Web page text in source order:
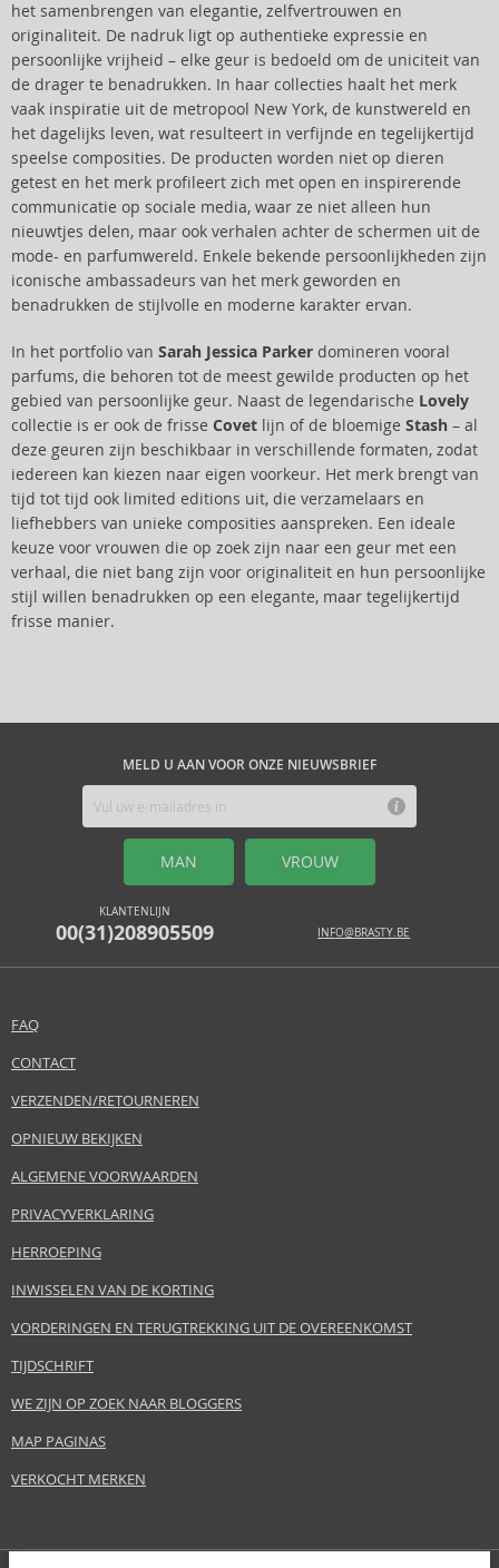
het samenbrengen van elegantie, zelfvertrouwen en
originaliteit. De nadruk ligt op authentieke expressie en
persoonlijke vrijheid – elke geur is bedoeld om de uniciteit van
de drager te benadrukken. In haar collecties haalt het merk
vaak inspiratie uit de metropool New York, de kunstwereld en
het dagelijks leven, wat resulteert in verfijnde en tegelijkertijd
speelse composities. De producten worden niet op dieren
getest en het merk profileert zich met open en inspirerende
communicatie op sociale media, waar ze niet alleen hun
nieuwtjes delen, maar ook verhalen achter de schermen uit de
mode- en parfumwereld. Enkele bekende persoonlijkheden zijn
iconische ambassadeurs van het merk geworden en
benadrukken de stijlvolle en moderne karakter ervan.
In het portfolio van Sarah Jessica Parker domineren vooral
parfums, die behoren tot de meest gewilde producten op het
gebied van persoonlijke geur. Naast de legendarische Lovely
collectie is er ook de frisse Covet lijn of de bloemige Stash – al
deze geuren zijn beschikbaar in verschillende formaten, zodat
iedereen kan kiezen naar eigen voorkeur. Het merk brengt van
tijd tot tijd ook limited editions uit, die verzamelaars en
liefhebbers van unieke composities aanspreken. Een ideale
keuze voor vrouwen die op zoek zijn naar een geur met een
verhaal, die niet bang zijn voor originaliteit en hun persoonlijke
stijl willen benadrukken op een elegante, maar tegelijkertijd
frisse manier.
MELD U AAN VOOR ONZE NIEUWSBRIEF
MAN VROUW
KLANTENLIJN
00(31)208905509 INFO@BRASTY.BE
FAQ
CONTACT
VERZENDEN/RETOURNEREN
OPNIEUW BEKIJKEN
ALGEMENE VOORWAARDEN
PRIVACYVERKLARING
HERROEPING
INWISSELEN VAN DE KORTING
VORDERINGEN EN TERUGTREKKING UIT DE OVEREENKOMST
TIJDSCHRIFT
WE ZIJN OP ZOEK NAAR BLOGGERS
MAP PAGINAS
VERKOCHT MERKEN